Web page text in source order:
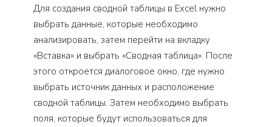
Для создания сводной таблицы в Excel нужно
выбрать данные, которые необходимо
анализировать, затем перейти на вкладку
«Вставка» и выбрать «Сводная таблица». После
этого откроется диалоговое окно, где нужно
выбрать источник данных и расположение
сводной таблицы. Затем необходимо выбрать
поля, которые будут использоваться для